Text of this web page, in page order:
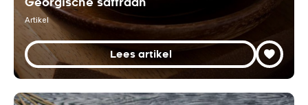
Artikel
Lees artikel